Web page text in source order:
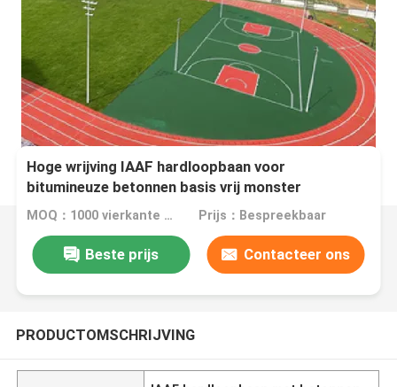
Hoge wrijving IAAF hardloopbaan voor
bitumineuze betonnen basis vrij monster
MOQ：1000 vierkante meter Prijs：Bespreekbaar
Beste prijs Contacteer ons
PRODUCTOMSCHRIJVING